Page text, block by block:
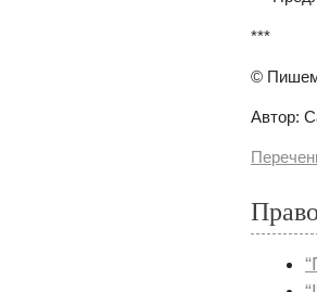
***
©
Автор: